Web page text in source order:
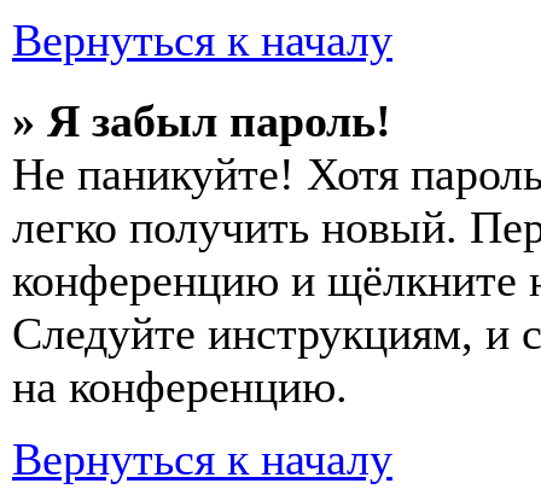
Вернуться к началу
» Я забыл пароль!
Не паникуйте! Хотя
легко получить новый.
конференцию и щёлкните
Следуйте инструкциям, и
на конференцию.
Вернуться к началу